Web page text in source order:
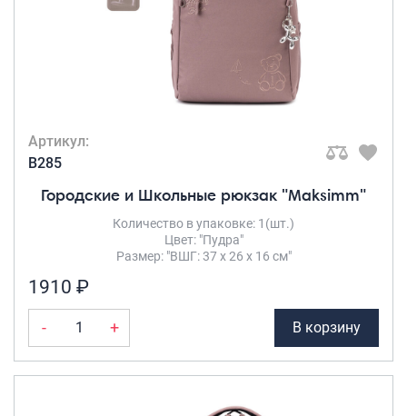
Артикул:
B285
Городские и Школьные рюкзак "Maksimm"
Количество в упаковке: 1(шт.)
Цвет: "Пудра"
Размер: "ВШГ: 37 х 26 х 16 см"
1910 ₽
- + В корзину